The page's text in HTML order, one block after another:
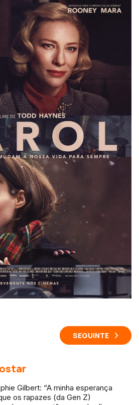
SEGUINTE
Gilbert: “A minha esperança
os rapazes (da Gen Z)